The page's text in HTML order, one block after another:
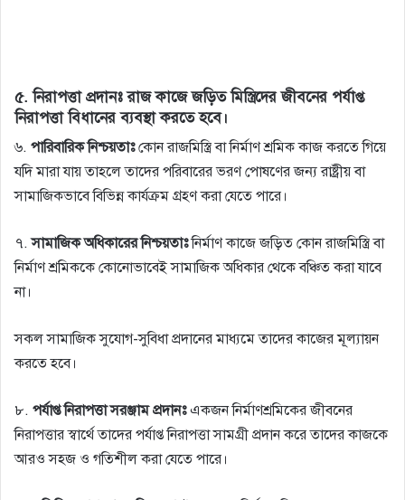
৫.নিরাপত্তা প্রদানঃরাজ কাজে জড়িত মিস্ত্রিদের জীবনের পর্যাপ্ত
নিরাপত্তা বিধানের ব্যবস্থা করতে হবে।
৬. পারিবারিক নিশ্চয়তাঃকোন রাজমিস্ত্রি বা নির্মাণ শ্রমিক কাজ করতে গিয়ে
যদি মারা যায় তাহলে তাদের পরিবারের ভরণ পোষণের জন্য রাষ্ট্রীয় বা
সামাজিকভাবে বিভিন্ন কার্যক্রম গ্রহণ করা যেতে পারে।
৭.সামাজিক অধিকারের নিশ্চয়তাঃনির্মাণ কাজে জড়িত কোন রাজমিস্ত্রি বা
নির্মাণ শ্রমিককে কোনোভাবেই সামাজিক অধিকার থেকে বঞ্চিত করা যাবে
না।
সকল সামাজিক সুযোগ-সুবিধা প্রদানের মাধ্যমে তাদের কাজের মূল্যায়ন
করতে হবে।
৮. পর্যাপ্ত নিরাপত্তা সরঞ্জাম প্রদানঃএকজন নির্মাণশ্রমিকের জীবনের
নিরাপত্তার স্বার্থে তাদের পর্যাপ্ত নিরাপত্তা সামগ্রী প্রদান করে তাদের কাজকে
আরও সহজ ও গতিশীল করা যেতে পারে।